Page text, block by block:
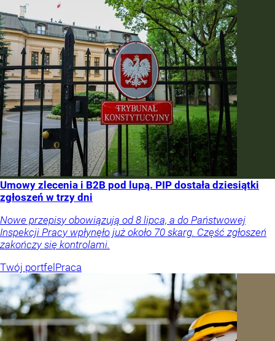
Umowy zlecenia i B2B pod lupą. PIP dostała dziesiątki
zgłoszeń w trzy dni
Nowe przepisy obowiązują od 8 lipca, a do Państwowej
Inspekcji Pracy wpłynęło już około 70 skarg. Część zgłoszeń
zakończy się kontrolami.
Twój portfel Praca